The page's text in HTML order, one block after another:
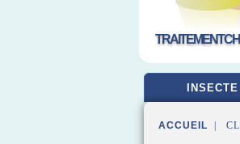
INSECTE
ACCUEIL |